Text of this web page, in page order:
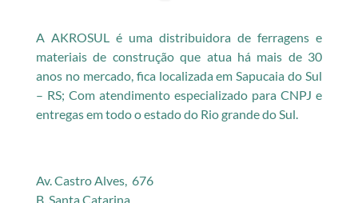
A AKROSUL é uma distribuidora de ferragens e
materiais de construção que atua há mais de 30
anos no mercado, fica localizada em Sapucaia do Sul
– RS; Com atendimento especializado para CNPJ e
entregas em todo o estado do Rio grande do Sul.
Av. Castro Alves, 676
B. Santa Catarina